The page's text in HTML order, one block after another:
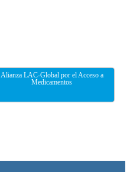
Alianza LAC-Global por el Acceso a
Medicamentos